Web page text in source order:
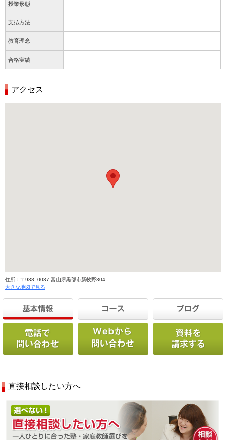
授業形態
支払方法
教育理念
合格実績
アクセス
住所：〒938 -0037 富山県黒部市新牧野304
大きな地図で見る
直接相談したい方へ